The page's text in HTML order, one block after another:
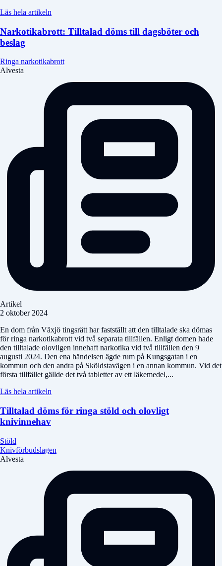
Läs hela artikeln
Narkotikabrott: Tilltalad döms till dagsböter och
beslag
Ringa narkotikabrott
Alvesta
Artikel
2 oktober 2024
En dom från Växjö tingsrätt har fastställt att den tilltalade ska dömas
för ringa narkotikabrott vid två separata tillfällen. Enligt domen hade
den tilltalade olovligen innehaft narkotika vid två tillfällen den 9
augusti 2024. Den ena händelsen ägde rum på Kungsgatan i en
kommun och den andra på Sköldstavägen i en annan kommun. Vid det
första tillfället gällde det två tabletter av ett läkemedel,...
Läs hela artikeln
Tilltalad döms för ringa stöld och olovligt
knivinnehav
Stöld
Knivförbudslagen
Alvesta